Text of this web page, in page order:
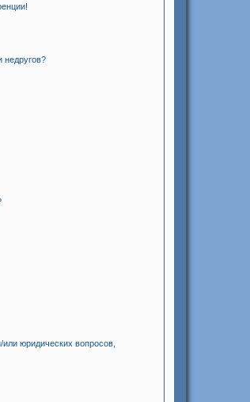
недругов?
юридических вопросов,